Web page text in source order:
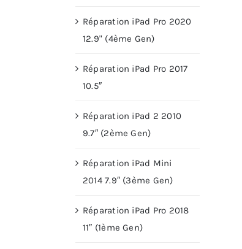
Réparation iPad Pro 2020
12.9" (4ème Gen)
Réparation iPad Pro 2017
10.5″
Réparation iPad 2 2010
9.7″ (2ème Gen)
Réparation iPad Mini
2014 7.9″ (3ème Gen)
Réparation iPad Pro 2018
11″ (1ème Gen)